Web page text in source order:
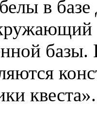
в
квеста».